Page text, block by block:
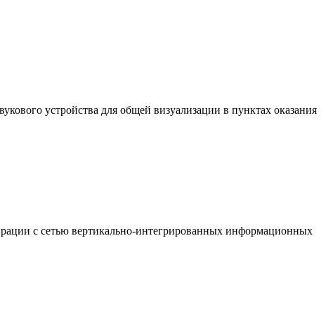
устройства для общей визуализации в пунктах оказания
с сетью вертикально-интегрированных информационных